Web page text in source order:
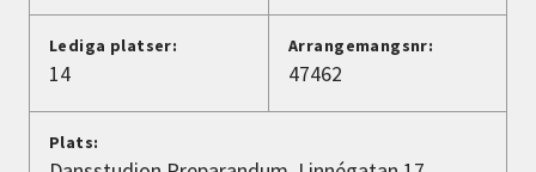
Lyssna
Lediga platser:
14
Arrangemangsnr:
47462
Plats: